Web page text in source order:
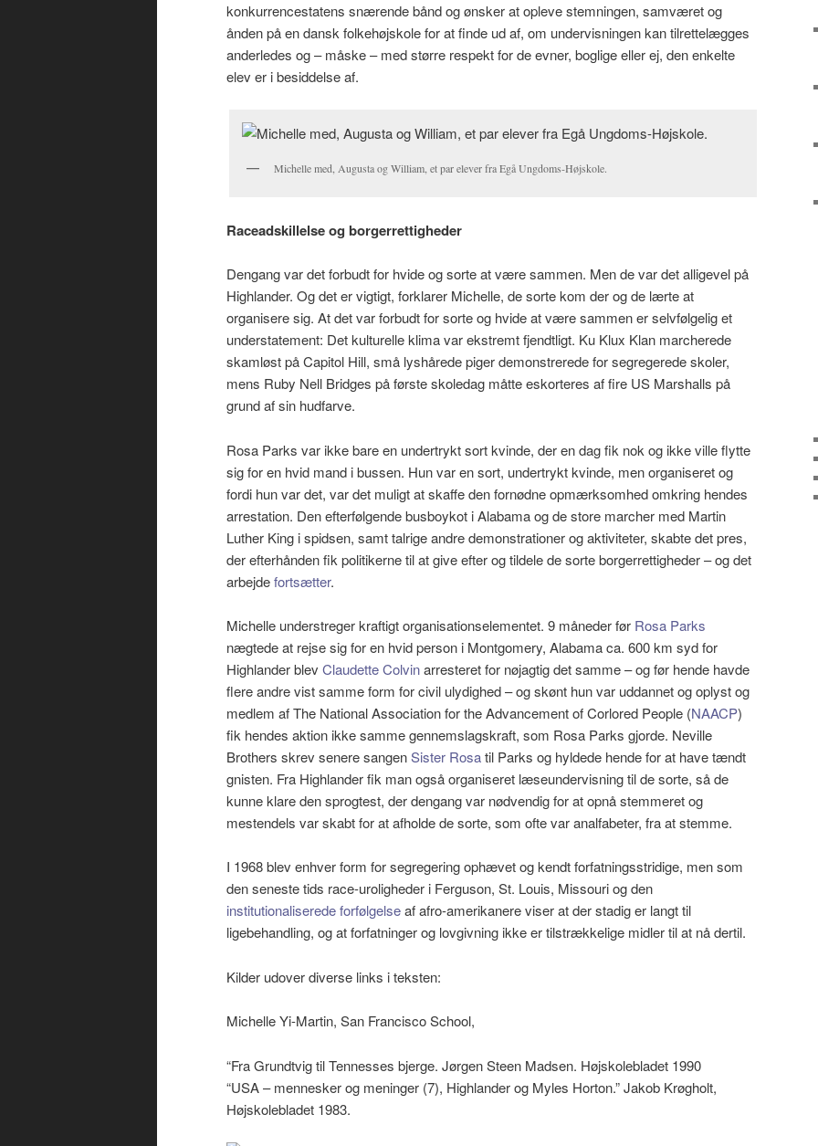
konkurrencestatens snærende bånd og ønsker at opleve stemningen, samværet og
ånden på en dansk folkehøjskole for at finde ud af, om undervisningen kan tilrettelægges
anderledes og – måske – med større respekt for de evner, boglige eller ej, den enkelte
elev er i besiddelse af.
Michelle med, Augusta og William, et par elever fra Egå Ungdoms-Højskole.
Raceadskillelse og borgerrettigheder
Dengang var det forbudt for hvide og sorte at være sammen. Men de var det alligevel på
Highlander. Og det er vigtigt, forklarer Michelle, de sorte kom der og de lærte at
organisere sig. At det var forbudt for sorte og hvide at være sammen er selvfølgelig et
understatement: Det kulturelle klima var ekstremt fjendtligt. Ku Klux Klan marcherede
skamløst på Capitol Hill, små lyshårede piger demonstrerede for segregerede skoler,
mens Ruby Nell Bridges på første skoledag måtte eskorteres af fire US Marshalls på
grund af sin hudfarve.
Rosa Parks var ikke bare en undertrykt sort kvinde, der en dag fik nok og ikke ville flytte
sig for en hvid mand i bussen. Hun var en sort, undertrykt kvinde, men organiseret og
fordi hun var det, var det muligt at skaffe den fornødne opmærksomhed omkring hendes
arrestation. Den efterfølgende busboykot i Alabama og de store marcher med Martin
Luther King i spidsen, samt talrige andre demonstrationer og aktiviteter, skabte det pres,
der efterhånden fik politikerne til at give efter og tildele de sorte borgerrettigheder – og det
arbejdefortsætter.
Michelle understreger kraftigt organisationselementet. 9 måneder før Rosa Parks
nægtede at rejse sig for en hvid person i Montgomery, Alabama ca. 600 km syd for
Highlander blev Claudette Colvinarresteret for nøjagtig det samme – og før hende havde
flere andre vist samme form for civil ulydighed – og skønt hun var uddannet og oplyst og
medlem af The National Association for the Advancement of Corlored People (NAACP)
fik hendes aktion ikke samme gennemslagskraft, som Rosa Parks gjorde. Neville
Brothers skrev senere sangenSister Rosatil Parks og hyldede hende for at have tændt
gnisten. Fra Highlander fik man også organiseret læseundervisning til de sorte, så de
kunne klare den sprogtest, der dengang var nødvendig for at opnå stemmeret og
mestendels var skabt for at afholde de sorte, som ofte var analfabeter, fra at stemme.
I 1968 blev enhver form for segregering ophævet og kendt forfatningsstridige, men som
den seneste tids race-uroligheder i Ferguson, St. Louis, Missouri og den
institutionaliserede forfølgelseaf afro-amerikanere viser at der stadig er langt til
ligebehandling, og at forfatninger og lovgivning ikke er tilstrækkelige midler til at nå dertil.
Kilder udover diverse links i teksten:
Michelle Yi-Martin, San Francisco School,
“Fra Grundtvig til Tennesses bjerge. Jørgen Steen Madsen. Højskolebladet 1990
“USA – mennesker og meninger (7), Highlander og Myles Horton.” Jakob Krøgholt,
Højskolebladet 1983.